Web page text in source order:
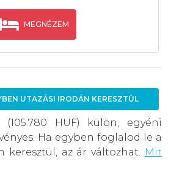
MEGNÉZEM
UTAZÁSI IRODÁN KERESZTÜL
HUF) külön, egyéni
Ha egyben foglalod le a
keresztül, az ár változhat. Mit